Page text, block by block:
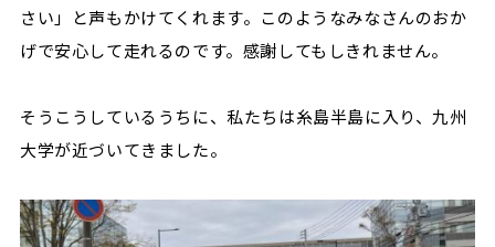
さい」と声もかけてくれます。このようなみなさんのおか
げで安心して走れるのです。感謝してもしきれません。
そうこうしているうちに、私たちは糸島半島に入り、九州
大学が近づいてきました。